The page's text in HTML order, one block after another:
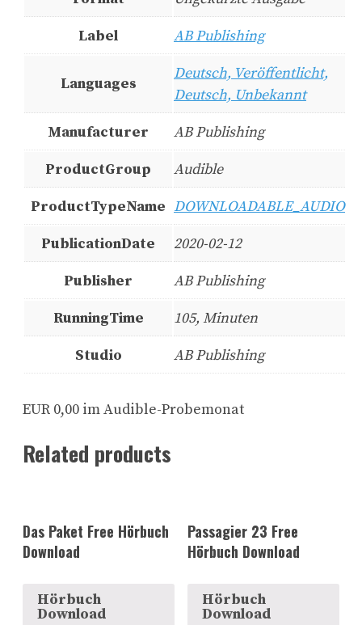
Label
AB Publishing
Languages
Deutsch, Veröffentlicht,
Deutsch, Unbekannt
Manufacturer
AB Publishing
ProductGroup
Audible
ProductTypeName DOWNLOADABLE_AUDIO
PublicationDate
2020-02-12
Publisher
AB Publishing
RunningTime
105, Minuten
Studio
AB Publishing
EUR 0,00 im Audible-Probemonat
Related products
Das Paket Free Hörbuch
Download
Hörbuch
Download
Passagier 23 Free
Hörbuch Download
Hörbuch
Download